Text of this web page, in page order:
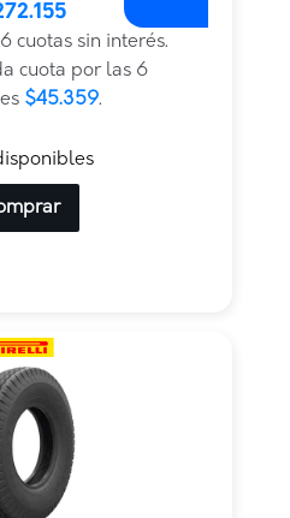
cuotas sin interés.
cuota por las 6
$45.359.